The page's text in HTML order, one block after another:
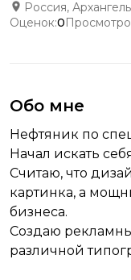
Россия,
Оценок:0
Обо мне
Нефтяник по
Начал искать
Считаю, что
картинка, а
бизнеса.
Создаю
различной